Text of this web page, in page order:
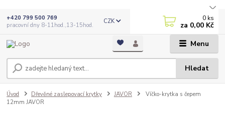
Menu
CZK
Hledat
+420 799 500 769
pracovní dny 8-11hod.,13-15hod.
0 ks
za 0,00 Kč
Úvod Dřevěné zaslepovací krytky JAVOR
Víčko-krytka s čepem
12mm JAVOR